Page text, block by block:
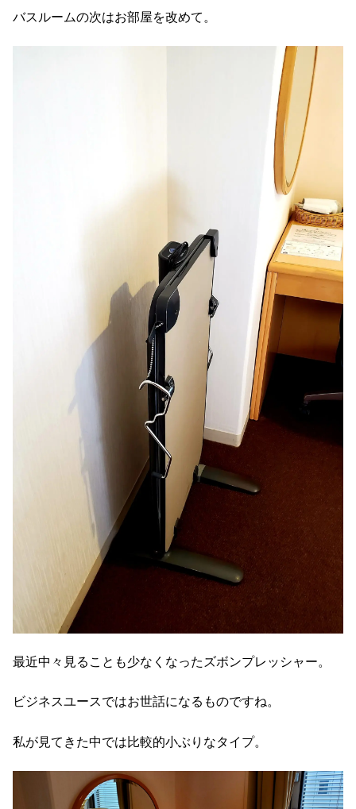
バスルームの次はお部屋を改めて。
最近中々見ることも少なくなったズボンプレッシャー。
ビジネスユースではお世話になるものですね。
私が見てきた中では比較的小ぶりなタイプ。